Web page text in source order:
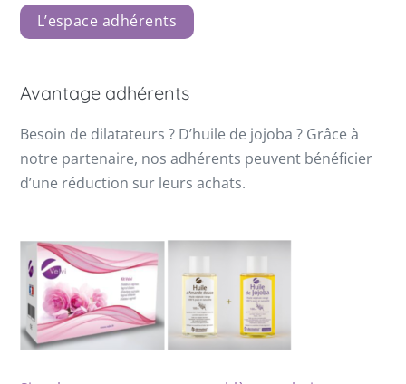
L’espace adhérents
Avantage adhérents
Besoin de dilatateurs ? D’huile de jojoba ? Grâce à
notre partenaire, nos adhérents peuvent bénéficier
d’une réduction sur leurs achats.